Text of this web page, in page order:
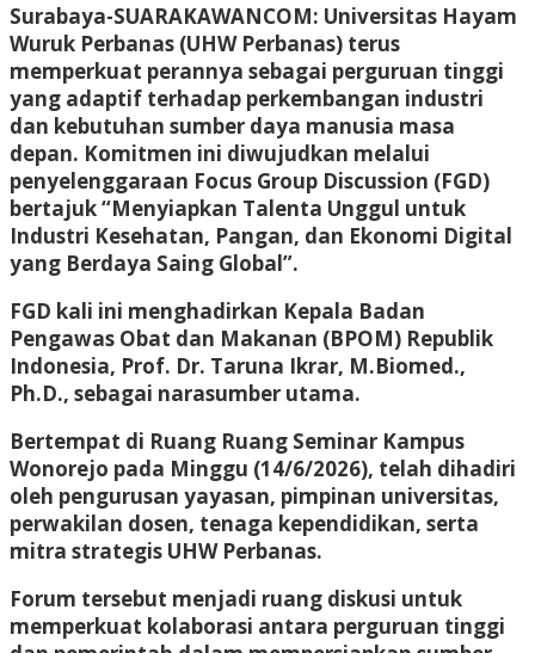
Surabaya-SUARAKAWANCOM: Universitas Hayam
Wuruk Perbanas (UHW Perbanas) terus
memperkuat perannya sebagai perguruan tinggi
yang adaptif terhadap perkembangan industri
dan kebutuhan sumber daya manusia masa
depan. Komitmen ini diwujudkan melalui
penyelenggaraan Focus Group Discussion (FGD)
bertajuk “Menyiapkan Talenta Unggul untuk
Industri Kesehatan, Pangan, dan Ekonomi Digital
yang Berdaya Saing Global”.
FGD kali ini menghadirkan Kepala Badan
Pengawas Obat dan Makanan (BPOM) Republik
Indonesia, Prof. Dr. Taruna Ikrar, M.Biomed.,
Ph.D., sebagai narasumber utama.
Bertempat di Ruang Ruang Seminar Kampus
Wonorejo pada Minggu (14/6/2026), telah dihadiri
oleh pengurusan yayasan, pimpinan universitas,
perwakilan dosen, tenaga kependidikan, serta
mitra strategis UHW Perbanas.
Forum tersebut menjadi ruang diskusi untuk
memperkuat kolaborasi antara perguruan tinggi